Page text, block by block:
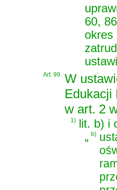
60,
okres
Art. 99. W
Edukacji
w art. 2
1) lit. b) i
„b)